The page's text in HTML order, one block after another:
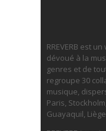
RREVERB est
dévoué à la
genres et de
regroupe 30
musique,
Paris,
Guayaquil,